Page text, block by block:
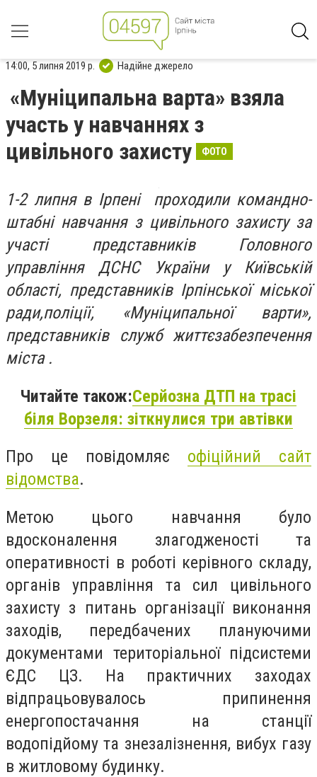
14:00, 5 липня 2019 р. Надійне джерело
«Муніципальна варта» взяла
участь у навчаннях з
цивільного захисту
ФОТО
1-2 липня в Ірпені проходили командно-
штабні навчання з цивільного захисту за
участі представників Головного
управління ДСНС України у Київській
області, представників Ірпінської міської
ради,поліції, «Муніципальної варти»,
представників служб життєзабезпечення
міста .
Читайте також:Серйозна ДТП на трасі
біля Ворзеля: зіткнулися три автівки
Про це повідомляє офіційний сайт
відомства.
Метою цього навчання було
вдосконалення злагодженості та
оперативності в роботі керівного складу,
органів управління та сил цивільного
захисту з питань організації виконання
заходів, передбачених плануючими
документами територіальної підсистеми
ЄДС ЦЗ. На практичних заходах
відпрацьовувалось припинення
енергопостачання на станції
водопідйому та знезалізнення, вибух газу
в житловому будинку.